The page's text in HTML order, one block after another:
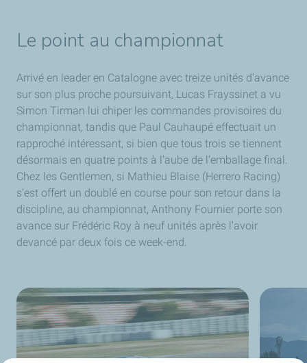
Le point au championnat
Arrivé en leader en Catalogne avec treize unités d’avance
sur son plus proche poursuivant, Lucas Frayssinet a vu
Simon Tirman lui chiper les commandes provisoires du
championnat, tandis que Paul Cauhaupé effectuait un
rapproché intéressant, si bien que tous trois se tiennent
désormais en quatre points à l’aube de l’emballage final.
Chez les Gentlemen, si Mathieu Blaise (Herrero Racing)
s’est offert un doublé en course pour son retour dans la
discipline, au championnat, Anthony Fournier porte son
avance sur Frédéric Roy à neuf unités après l’avoir
devancé par deux fois ce week-end.